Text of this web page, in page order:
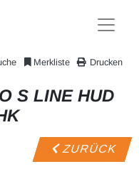
Drucken
Merkliste
S LINE HUD
ZURÜCK